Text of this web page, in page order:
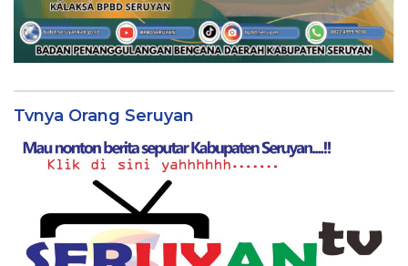
Tvnya Orang Seruyan